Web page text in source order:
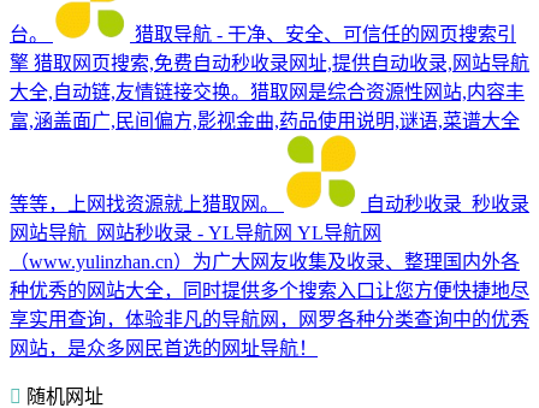
台。
猎取导航 - 干净、安全、可信任的网页搜索引
擎 猎取网页搜索,免费自动秒收录网址,提供自动收录,网站导航
大全,自动链,友情链接交换。猎取网是综合资源性网站,内容丰
富,涵盖面广,民间偏方,影视金曲,药品使用说明,谜语,菜谱大全
等等，上网找资源就上猎取网。
自动秒收录_秒收录
网站导航_网站秒收录 - YL导航网 YL导航网
（www.yulinzhan.cn）为广大网友收集及收录、整理国内外各
种优秀的网站大全，同时提供多个搜索入口让您方便快捷地尽
享实用查询，体验非凡的导航网，网罗各种分类查询中的优秀
网站，是众多网民首选的网址导航！
随机网址